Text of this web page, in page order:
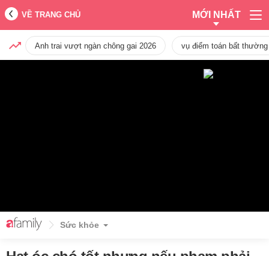
VỀ TRANG CHỦ MỚI NHẤT
Anh trai vượt ngàn chông gai 2026 vụ điểm toán bất
Sức khỏe